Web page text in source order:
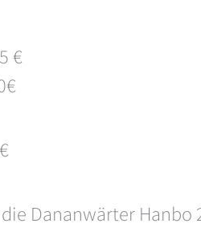
€
Dananwärter Hanbo